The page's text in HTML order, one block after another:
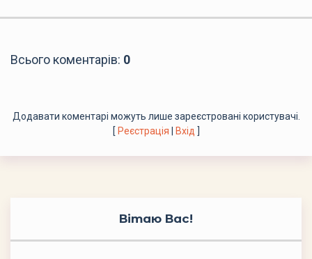
Всього коментарів: 0
Додавати коментарі можуть лише зареєстровані користувачі.
[ Реєстрація Вхід
Вітаю Вас!